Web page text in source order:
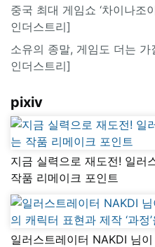
중국 최대 게임쇼 ‘차이나조
인더스트리]
소유의 종말, 게임도 더는
인더스트리]
pixiv
지금 실력으로 재도전! 일러
작품 리메이크 포인트
일러스트레이터 NAKDI 님